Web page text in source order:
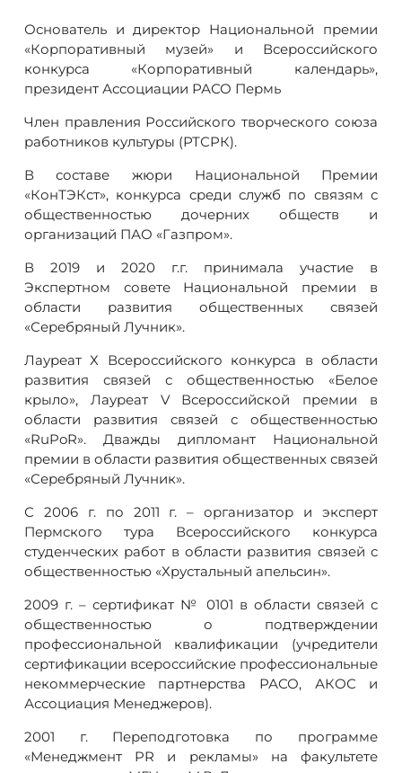
Основатель и директор Национальной премии
«Корпоративный музей» и Всероссийского
конкурса «Корпоративный календарь»,
президент Ассоциации РАСО Пермь
Член правления Российского творческого союза
работников культуры (РТСРК).
В составе жюри Национальной Премии
«КонТЭКст», конкурса среди служб по связям с
общественностью дочерних обществ и
организаций ПАО «Газпром».
В 2019 и 2020 г.г. принимала участие в
Экспертном совете Национальной премии в
области развития общественных связей
«Серебряный Лучник».
Лауреат Х Всероссийского конкурса в области
развития связей с общественностью «Белое
крыло», Лауреат V Всероссийской премии в
области развития связей с общественностью
«RuPoR». Дважды дипломант Национальной
премии в области развития общественных связей
«Серебряный Лучник».
С 2006 г. по 2011 г. – организатор и эксперт
Пермского тура Всероссийского конкурса
студенческих работ в области развития связей с
общественностью «Хрустальный апельсин».
2009 г. – сертификат № 0101 в области связей с
общественностью о подтверждении
профессиональной квалификации (учредители
сертификации всероссийские профессиональные
некоммерческие партнерства РАСО, АКОС и
Ассоциация Менеджеров).
2001 г. Переподготовка по программе
«Менеджмент PR и рекламы» на факультете